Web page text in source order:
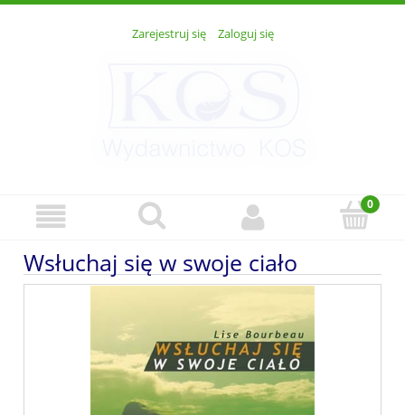
Zarejestruj się Zaloguj się
Wsłuchaj się w swoje ciało